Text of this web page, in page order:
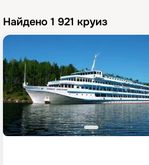
Найдено 1 921 круиз